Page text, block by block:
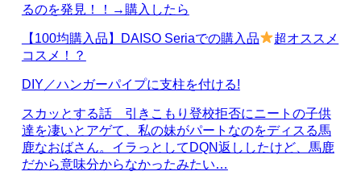
るのを発見！！→購入したら
【100均購入品】DAISO Seriaでの購入品
超オススメ
コスメ！？
DIY／ハンガーパイプに支柱を付ける!
スカッとする話 引きこもり登校拒否にニートの子供
達を凄いとアゲて、私の妹がパートなのをディスる馬
鹿なおばさん。イラっとしてDQN返ししたけど、馬鹿
だから意味分からなかったみたい…